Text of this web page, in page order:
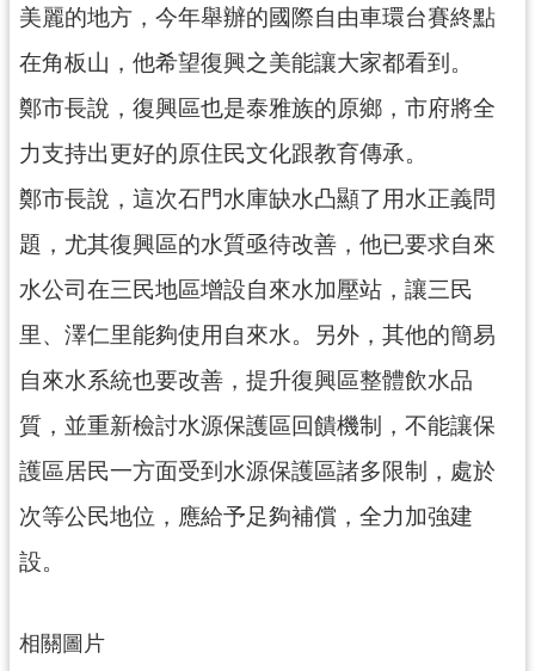
政
入
口
隱
私
權
政
策
網
站
安
全
政
府
站
資
美麗的地方，今年舉辦的國際自由車環台賽終點
在角板山，他希望復興之美能讓大家都看到。
鄭市長說，復興區也是泰雅族的原鄉，市府將全
力支持出更好的原住民文化跟教育傳承。
鄭市長說，這次石門水庫缺水凸顯了用水正義問
題，尤其復興區的水質亟待改善，他已要求自來
水公司在三民地區增設自來水加壓站，讓三民
里、澤仁里能夠使用自來水。另外，其他的簡易
自來水系統也要改善，提升復興區整體飲水品
質，並重新檢討水源保護區回饋機制，不能讓保
護區居民一方面受到水源保護區諸多限制，處於
次等公民地位，應給予足夠補償，全力加強建
設。
相關圖片